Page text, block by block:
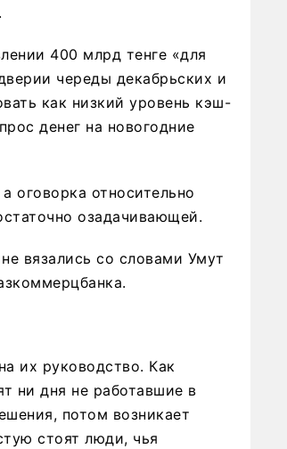
400 млрд тенге «для
череды декабрьских и
как низкий уровень кэш-
денег на новогодние
оговорка относительно
озадачивающей.
вязались со словами Умут
их руководство. Как
ни дня не работавшие в
потом возникает
стоят люди, чья